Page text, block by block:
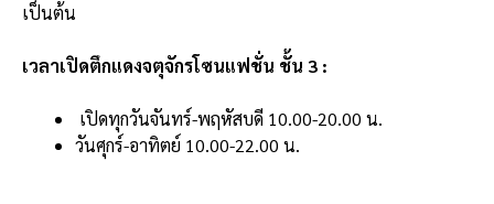
เป็นต้น
เวลาเปิดตึกแดงจตุจักรโซนแฟชั่น ชั้น 3 :
เปิดทุกวันจันทร์-พฤหัสบดี 10.00-20.00 น.
วันศุกร์-อาทิตย์ 10.00-22.00 น.